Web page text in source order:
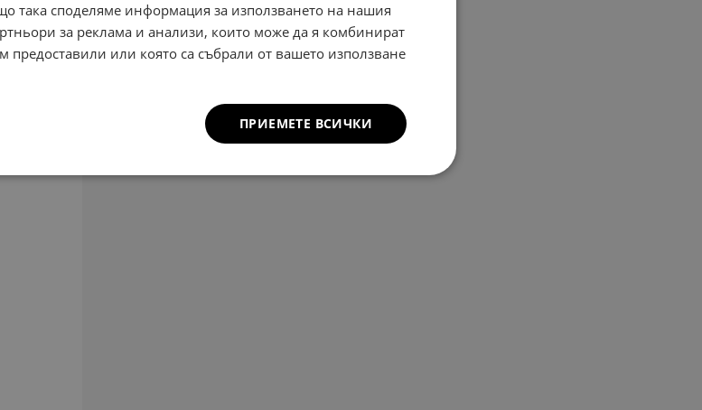
така споделяме информация за използването на нашия
за реклама и анализи, които може да я комбинират
предоставили или която са събрали от вашето използване
ПРИЕМЕТЕ ВСИЧКИ